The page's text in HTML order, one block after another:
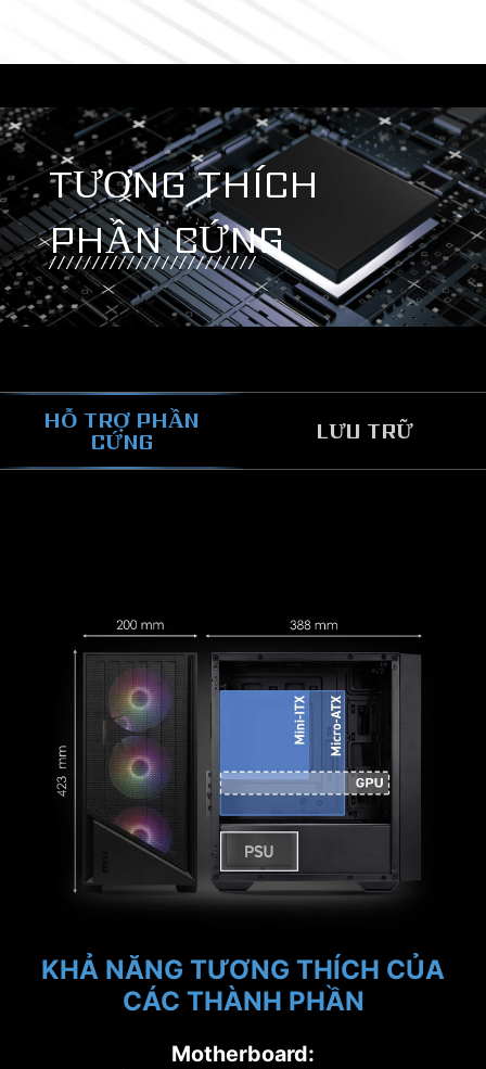
TƯƠNG THÍCH
PHẦN CỨNG
HỖ TRỢ PHẦN
CỨNG LƯU TRỮ
KHẢ NĂNG TƯƠNG THÍCH CỦA
CÁC THÀNH PHẦN
Motherboard:
LƯU TRỮ
khay 2,5” hoặc 2 khay 2,5” + 2 khay 3,5”.